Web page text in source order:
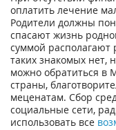
оплатить лечение
Родители должны
спасают жизнь
суммой располагают
таких знакомых нет,
можно обратиться в
страны,
меценатам. Сбор
социальные сети,
использовать все